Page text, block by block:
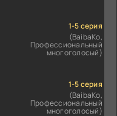
1-5 серия
(BaibaKo,
Профессиональный
многоголосый)
1-5 серия
(BaibaKo,
Профессиональный
многоголосый)